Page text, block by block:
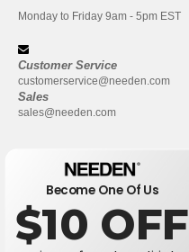
Monday to Friday 9am - 5pm EST
Customer Service
customerservice@needen.com
Sales
sales@needen.com
Become One Of Us
$10 OFF